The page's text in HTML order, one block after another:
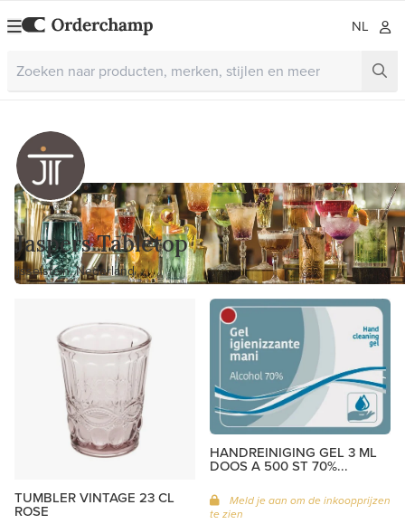
NL
Jaspers Tabletop
Ijsselstein, Nederland
TUMBLER VINTAGE 23 CL
ROSE
HANDREINIGING GEL 3 ML
DOOS A 500 ST 70%...
Meld je aan om de inkoopprijzen
te zien